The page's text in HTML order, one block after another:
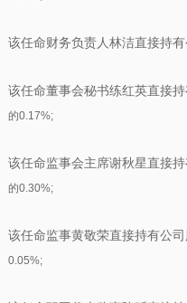
该任命财务负责人林洁直接持
该任命董事会秘书练红英直接
的0.17%;
该任命监事会主席谢秋星直接
的0.30%;
该任命监事黄敬荣直接持有公
0.05%;